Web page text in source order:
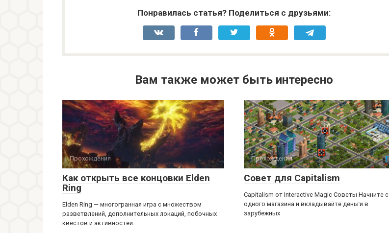
Понравилась статья? Поделиться с друзьями:
Вам также может быть интересно
Прохождения
Как открыть все концовки Elden
Ring
Elden Ring — многогранная игра с множеством
разветвлений, дополнительных локаций, побочных
квестов и активностей.
Прохождения
Совет для Capitalism
Capitalism от Interactive Magic Советы Начните с
одного магазина и вкладывайте деньги в
зарубежных